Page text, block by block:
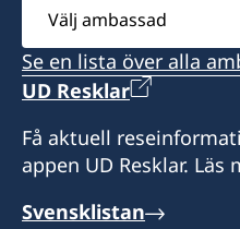
ambassad
Se en lista över alla
UD Resklar
Få aktuell
appen UD Resklar. Läs
Svensklistan